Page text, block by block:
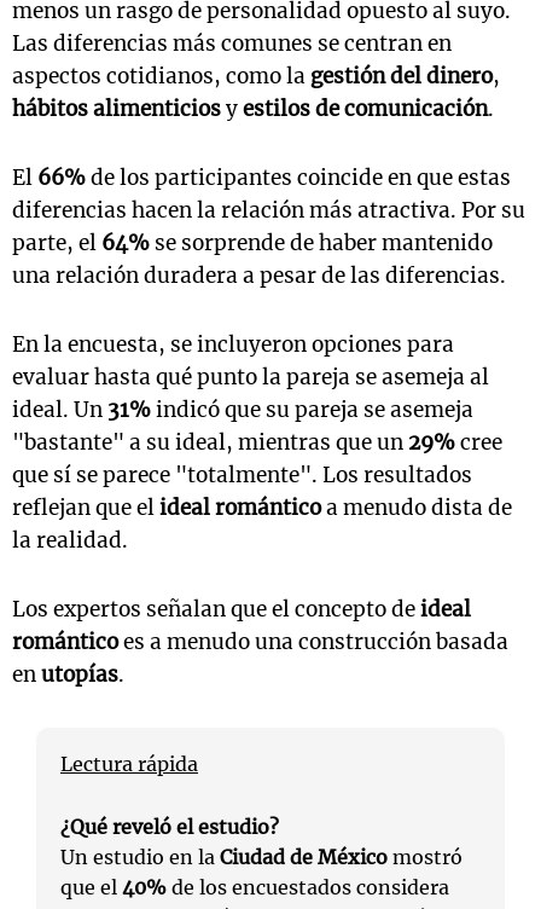
menos un rasgo de personalidad opuesto al suyo.
Las diferencias más comunes se centran en
aspectos cotidianos, como la gestión del dinero,
hábitos alimenticiosyestilos de comunicación.
El 66%de los participantes coincide en que estas
diferencias hacen la relación más atractiva. Por su
parte, el 64% se sorprende de haber mantenido
una relación duradera a pesar de las diferencias.
En la encuesta, se incluyeron opciones para
evaluar hasta qué punto la pareja se asemeja al
ideal. Un 31%indicó que su pareja se asemeja
"bastante" a su ideal, mientras que un 29%cree
que sí se parece "totalmente". Los resultados
reflejan que elideal románticoa menudo dista de
la realidad.
Los expertos señalan que el concepto deideal
románticoes a menudo una construcción basada
enutopías.
Lectura rápida
¿Qué reveló el estudio?
Un estudio en la Ciudad de México mostró
que el 40% de los encuestados considera